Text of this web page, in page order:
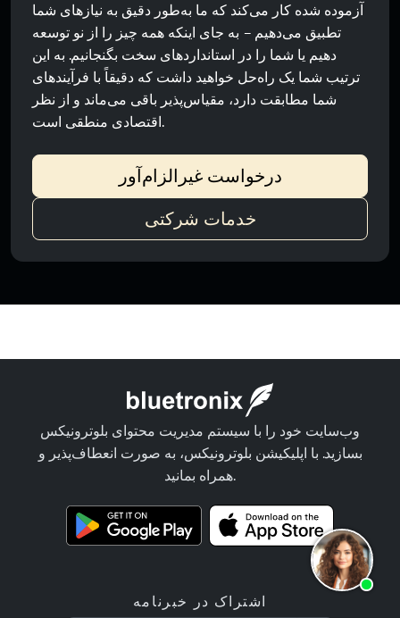
آزموده شده کار می‌کند که ما به‌طور دقیق به نیازهای شما
تطبیق می‌دهیم – به جای اینکه همه چیز را از نو توسعه
دهیم یا شما را در استانداردهای سخت بگنجانیم. به این
ترتیب شما یک راه‌حل خواهید داشت که دقیقاً با فرآیندهای
شما مطابقت دارد، مقیاس‌پذیر باقی می‌ماند و از نظر
اقتصادی منطقی است.
درخواست غیرالزام‌آور
خدمات شرکتی
وب‌سایت خود را با سیستم مدیریت محتوای بلوترونیکس
بسازید. با اپلیکیشن بلوترونیکس، به صورت انعطاف‌پذیر و
همراه بمانید.
اشتراک در خبرنامه